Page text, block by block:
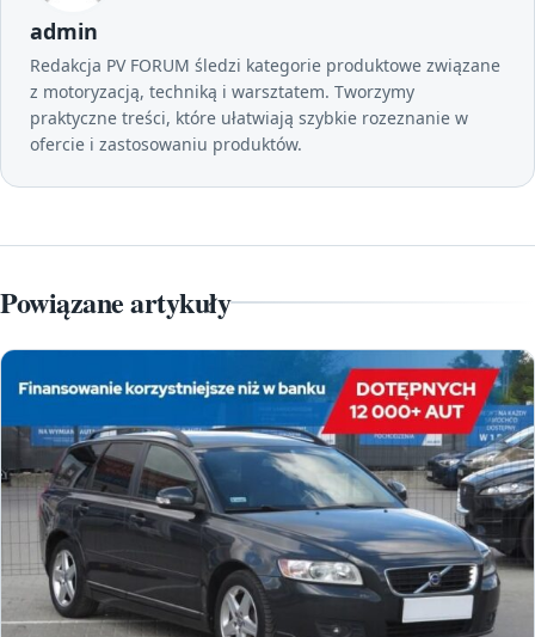
admin
Redakcja PV FORUM śledzi kategorie produktowe związane
z motoryzacją, techniką i warsztatem. Tworzymy
praktyczne treści, które ułatwiają szybkie rozeznanie w
ofercie i zastosowaniu produktów.
Powiązane artykuły